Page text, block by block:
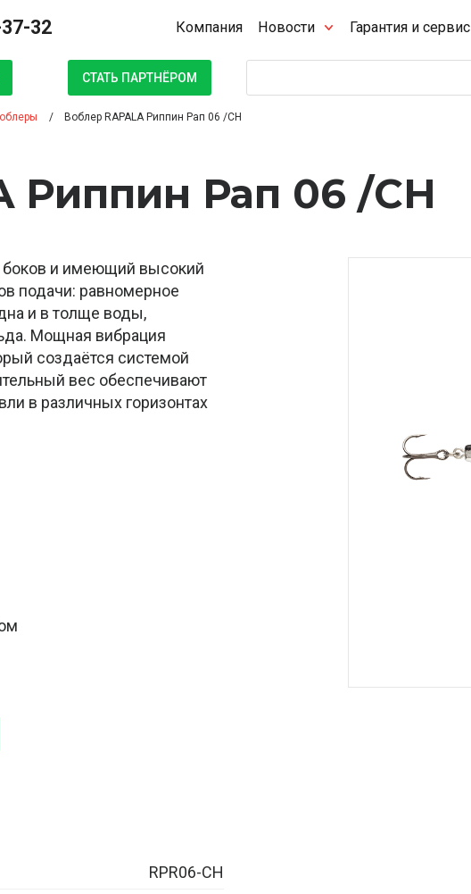
32 Компания Новости Гарантия и сервис
СТАТЬ ПАРТНЁРОМ
Воблер RAPALA Риппин Рап 06 /CH
Риппин Рап 06 /CH
боков и имеющий высокий
подачи: равномерное
и в толще воды,
Мощная вибрация
создаётся системой
вес обеспечивают
в различных горизонтах
RPR06-CH